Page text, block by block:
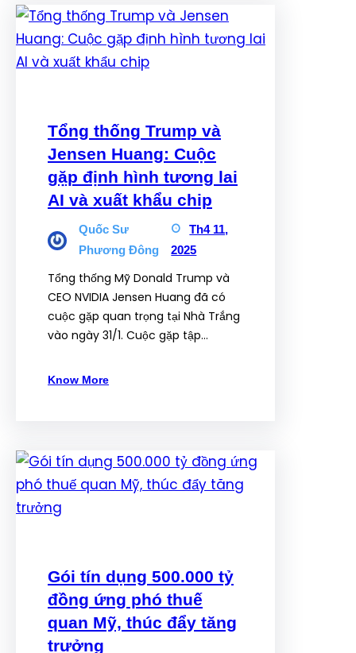
Tổng thống Trump và
Jensen Huang: Cuộc
gặp định hình tương lai
AI và xuất khẩu chip
Quốc Sư
Phương Đông
Th4 11,
2025
Tổng thống Mỹ Donald Trump và
CEO NVIDIA Jensen Huang đã có
cuộc gặp quan trọng tại Nhà Trắng
vào ngày 31/1. Cuộc gặp tập…
Know More
Gói tín dụng 500.000 tỷ
đồng ứng phó thuế
quan Mỹ, thúc đẩy tăng
trưởng